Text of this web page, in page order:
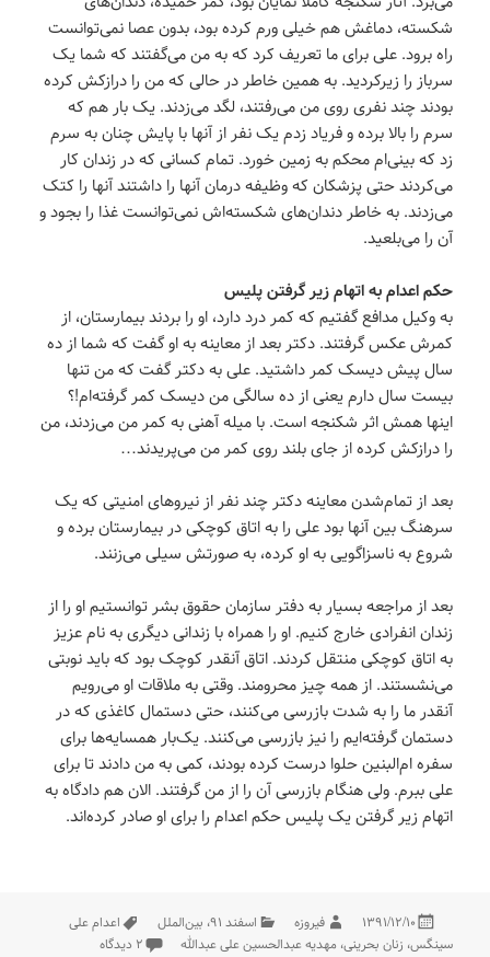
شکسته، دماغش هم خیلی ورم کرده بود، بدون عصا نمی‌توانست
راه برود. علی برای ما تعریف کرد که به من می‌گفتند که شما یک
سرباز را زیرکردید. به همین خاطر در حالی که من را درازکش کرده
بودند چند نفری روی من می‌رفتند، لگد می‌زدند. یک بار هم که
سرم را بالا برده و فریاد زدم یک نفر از آنها با پایش چنان به سرم
زد که بینی‌ام محکم به زمین خورد. تمام کسانی که در زندان کار
می‌کردند حتی پزشکان که وظیفه درمان آنها را داشتند آنها را کتک
می‌زدند. به خاطر دندان‌های شکسته‌اش نمی‌توانست غذا را بجود و
آن را می‌بلعید.
حکم اعدام به اتهام زیر گرفتن پلیس
به وکیل مدافع گفتیم که کمر درد دارد، او را بردند بیمارستان، از
کمرش عکس گرفتند. دکتر بعد از معاینه به او گفت که شما از ده
سال پیش دیسک کمر داشتید. علی به دکتر گفت که من تنها
بیست سال دارم یعنی از ده سالگی من دیسک کمر گرفته‌ام!؟
اینها همش اثر شکنجه است. با میله آهنی به کمر من می‌زدند، من
را درازکش کرده از جای بلند روی کمر من می‌پریدند…
بعد از تمام‌شدن معاینه دکتر چند نفر از نیروهای امنیتی که یک
سرهنگ بین آنها بود علی را به اتاق کوچکی در بیمارستان برده و
شروع به ناسزاگویی به او کرده، به صورتش سیلی می‌زنند.
بعد از مراجعه بسیار به دفتر سازمان حقوق بشر توانستیم او را از
زندان انفرادی خارج کنیم. او را همراه با زندانی دیگری به نام عزیز
به اتاق کوچکی منتقل کردند. اتاق آنقدر کوچک بود که باید نوبتی
می‌نشستند. از همه چیز محرومند. وقتی به ملاقات او می‌رویم
آنقدر ما را به شدت بازرسی می‌کنند، حتی دستمال کاغذی که در
دستمان گرفته‌ایم را نیز بازرسی می‌کنند. یک‌بار همسایه‌ها برای
سفره ام‌البنین حلوا درست کرده بودند، کمی به من دادند تا برای
علی ببرم. ولی هنگام بازرسی آن را از من گرفتند. الان هم دادگاه به
اتهام زیر گرفتن یک پلیس حکم اعدام را برای او صادر کرده‌اند.
در
۱۳۹۱/۱۲/۱۰ مؤلف
فیروزه دسته‌ها
اسفند ۹۱ ، بین‌الملل برچسب‌ها
اعدام علی
سینگس، زنان بحرینی، مهدیه عبدالحسین علی عبدالله ۲ دیدگاه برای به پسرم